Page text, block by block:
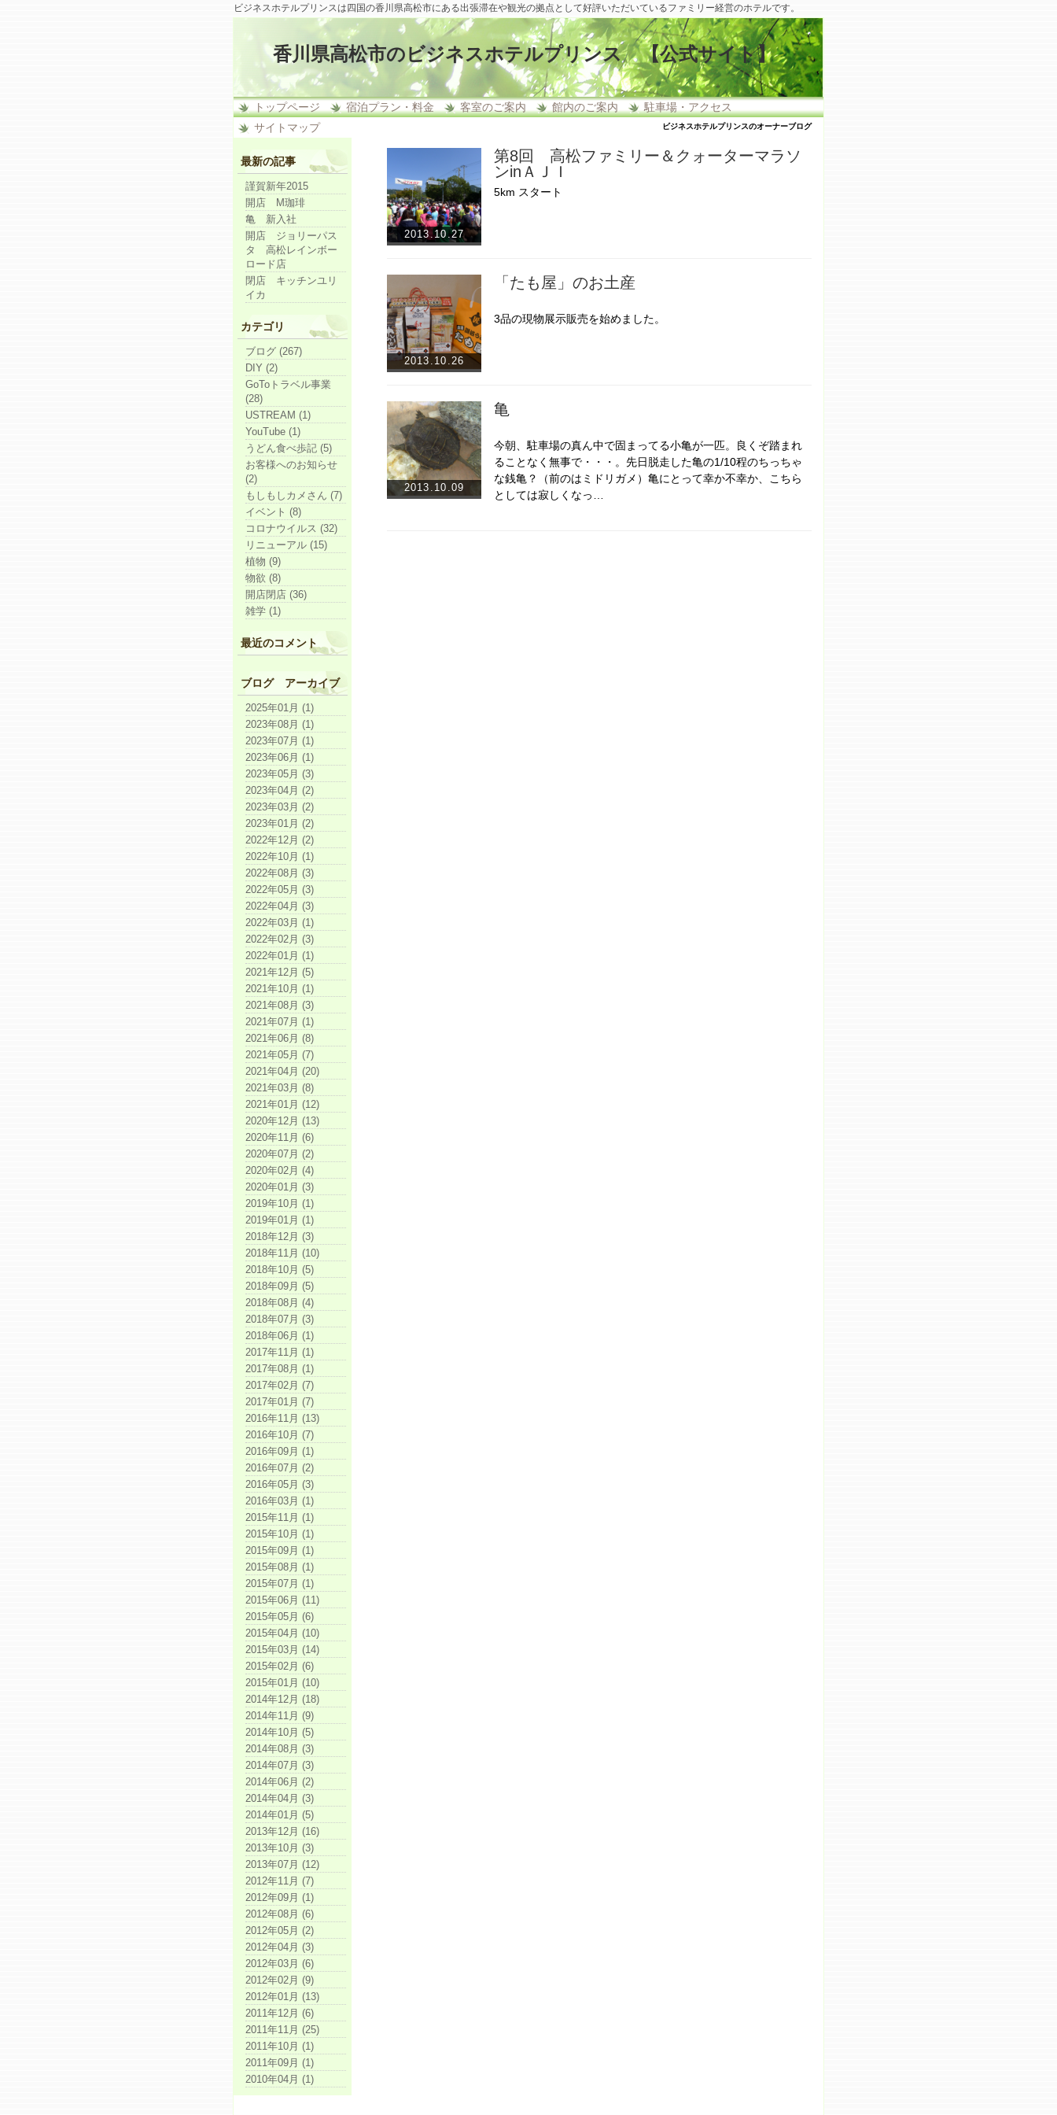
ビジネスホテルプリンスは四国の香川県高松市にある出張滞在や観光の拠点として好評いただいているファミリー経営のホテルです。
香川県高松市のビジネスホテルプリンス 【公式サイト】
トップページ 宿泊プラン・料金 客室のご案内 館内のご案内
駐車場・アクセス
サイトマップ
ビジネスホテルプリンスのオーナーブログ
2013.10.27
第8回 高松ファミリー＆クォーターマラソ
ンinＡＪＩ
5km スタート
2013.10.26
「たも屋」のお土産
3品の現物展示販売を始めました。
2013.10.09
亀
今朝、駐車場の真ん中で固まってる小亀が一匹。良くぞ踏まれ
ることなく無事で・・・。先日脱走した亀の1/10程のちっちゃ
な銭亀？（前のはミドリガメ）亀にとって幸か不幸か、こちら
としては寂しくなっ…
最新の記事
謹賀新年2015
開店 M珈琲
亀 新入社
開店 ジョリーパス
タ 高松レインボー
ロード店
閉店 キッチンユリ
イカ
カテゴリ
ブログ (267)
DIY (2)
GoToトラベル事業
(28)
USTREAM (1)
YouTube (1)
うどん食べ歩記 (5)
お客様へのお知らせ
(2)
もしもしカメさん (7)
イベント (8)
コロナウイルス (32)
リニューアル (15)
植物 (9)
物欲 (8)
開店閉店 (36)
雑学 (1)
最近のコメント
ブログ アーカイブ
2025年01月 (1)
2023年08月 (1)
2023年07月 (1)
2023年06月 (1)
2023年05月 (3)
2023年04月 (2)
2023年03月 (2)
2023年01月 (2)
2022年12月 (2)
2022年10月 (1)
2022年08月 (3)
2022年05月 (3)
2022年04月 (3)
2022年03月 (1)
2022年02月 (3)
2022年01月 (1)
2021年12月 (5)
2021年10月 (1)
2021年08月 (3)
2021年07月 (1)
2021年06月 (8)
2021年05月 (7)
2021年04月 (20)
2021年03月 (8)
2021年01月 (12)
2020年12月 (13)
2020年11月 (6)
2020年07月 (2)
2020年02月 (4)
2020年01月 (3)
2019年10月 (1)
2019年01月 (1)
2018年12月 (3)
2018年11月 (10)
2018年10月 (5)
2018年09月 (5)
2018年08月 (4)
2018年07月 (3)
2018年06月 (1)
2017年11月 (1)
2017年08月 (1)
2017年02月 (7)
2017年01月 (7)
2016年11月 (13)
2016年10月 (7)
2016年09月 (1)
2016年07月 (2)
2016年05月 (3)
2016年03月 (1)
2015年11月 (1)
2015年10月 (1)
2015年09月 (1)
2015年08月 (1)
2015年07月 (1)
2015年06月 (11)
2015年05月 (6)
2015年04月 (10)
2015年03月 (14)
2015年02月 (6)
2015年01月 (10)
2014年12月 (18)
2014年11月 (9)
2014年10月 (5)
2014年08月 (3)
2014年07月 (3)
2014年06月 (2)
2014年04月 (3)
2014年01月 (5)
2013年12月 (16)
2013年10月 (3)
2013年07月 (12)
2012年11月 (7)
2012年09月 (1)
2012年08月 (6)
2012年05月 (2)
2012年04月 (3)
2012年03月 (6)
2012年02月 (9)
2012年01月 (13)
2011年12月 (6)
2011年11月 (25)
2011年10月 (1)
2011年09月 (1)
2010年04月 (1)